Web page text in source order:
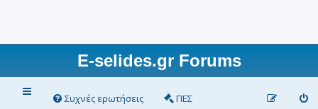
E-selides.gr Forums
Συχνές ερωτήσεις ΠΕΣ